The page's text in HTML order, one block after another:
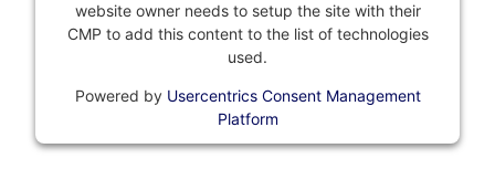
website owner needs to setup the site with their
CMP to add this content to the list of technologies
used.
Powered by Usercentrics Consent Management
Platform